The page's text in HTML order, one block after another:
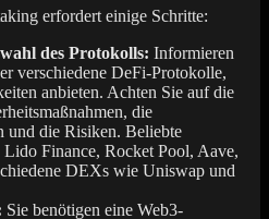
erfordert einige Schritte:
des Protokolls: Informieren
verschiedene DeFi-Protokolle,
anbieten. Achten Sie auf die
die
und die Risiken. Beliebte
Finance, Rocket Pool, Aave,
DEXs wie Uniswap und
Sie benötigen eine Web3-